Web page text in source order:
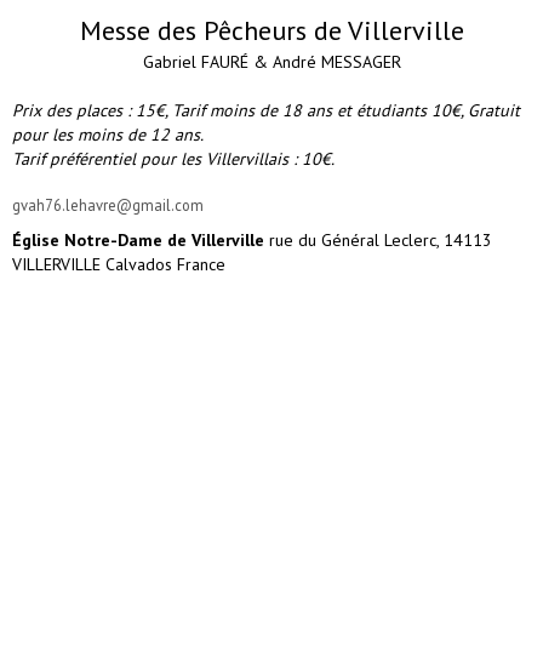
Messe des Pêcheurs de Villerville
Gabriel FAURÉ & André MESSAGER
Prix des places : 15€, Tarif moins de 18 ans et étudiants 10€, Gratuit
pour les moins de 12 ans.
Tarif préférentiel pour les Villervillais : 10€.
gvah76.lehavre@gmail.com
Église Notre-Dame de Villerville rue du Général Leclerc, 14113
VILLERVILLE Calvados France